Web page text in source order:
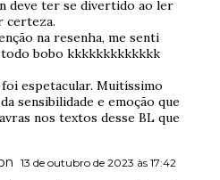
deve ter se divertido ao ler
certeza.
na resenha, me senti
bobo kkkkkkkkkkkkk
espetacular. Muitíssimo
sensibilidade e emoção que
nos textos desse BL que
13 de outubro de 2023 às 17:42